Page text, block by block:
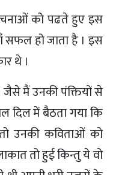
को पढते हुए इस
सफल हो जाता है । इस
थे ।
मैं उनकी पंक्तियों से
दिल में बैठता गया कि
उनकी कविताओं को
तो हुई किन्तु ये वो